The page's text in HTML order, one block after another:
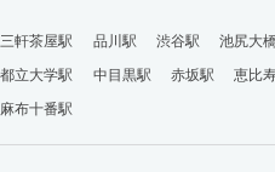
三軒茶屋駅 品川駅 渋谷駅 池尻大
都立大学駅
中目黒駅 赤坂駅 恵比
麻布十番駅